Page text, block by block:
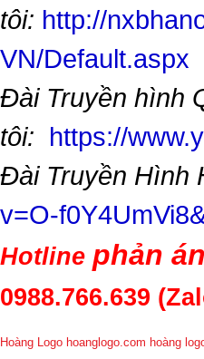
tôi: http://
VN/Default.aspx
Đài Truyền hình
tôi: https://
Đài Truyền Hình
v=O-
Hotline phản
0988.766.639
Hoàng Logo hoanglogo.com hoàng